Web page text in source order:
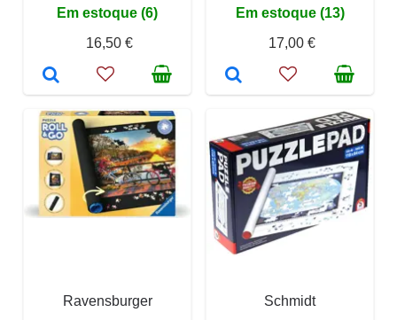
Em estoque (6)
16,50 €
Em estoque (13)
17,00 €
Ravensburger
Schmidt